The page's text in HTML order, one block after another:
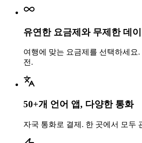
유연한 요금제와 무제한 데이
여행에 맞는 요금제를 선택하세요
전.
50+개 언어 앱, 다양한 통화
자국 통화로 결제. 한 곳에서 모두